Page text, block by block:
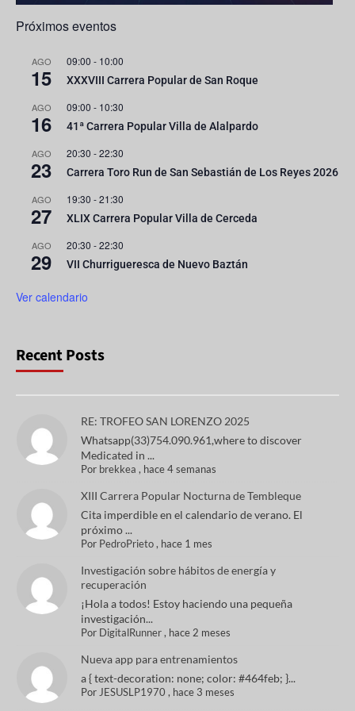
Próximos eventos
AGO
15
09:00 - 10:00
XXXVIII Carrera Popular de San Roque
AGO
16
09:00 - 10:30
41ª Carrera Popular Villa de Alalpardo
AGO
23
20:30 -22:30
Carrera Toro Run de San Sebastián de Los Reyes 2026
AGO
27
19:30 -21:30
XLIX Carrera Popular Villa de Cerceda
AGO
29
20:30 -22:30
VII Churrigueresca de Nuevo Baztán
Ver calendario
Recent Posts
RE: TROFEO SAN LORENZO 2025
Whatsapp(33)754.090.961,where to discover
Medicated in ...
Por brekkea , hace 4 semanas
XIII Carrera Popular Nocturna de Tembleque
Cita imperdible en el calendario de verano. El
próximo ...
Por PedroPrieto, hace 1 mes
Investigación sobre hábitos de energía y
recuperación
¡Hola a todos! Estoy haciendo una pequeña
investigación...
Por DigitalRunner, hace 2 meses
Nueva app para entrenamientos
a { text-decoration: none; color: #464feb; }...
Por JESUSLP1970 , hace 3 meses